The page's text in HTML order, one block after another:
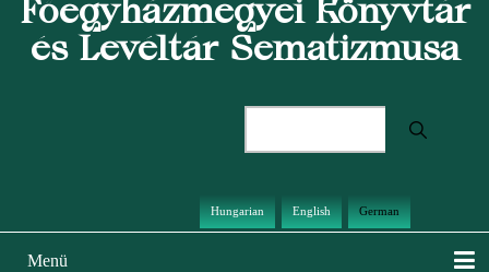
Főegyházmegyei Könyvtár
és Levéltár Sematizmusa
Hungarian English German
Menü